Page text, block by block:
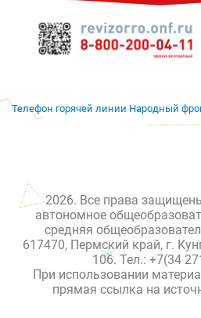
Телефон горячей линии Народный
2026. Все права
автономное
средняя
617470, Пермский край, г.
106. Тел.: +7(34
При использовании
прямая ссылка на